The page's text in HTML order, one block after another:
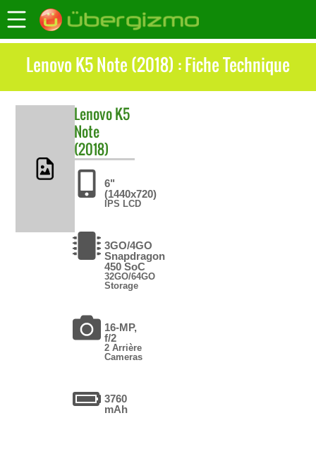
Lenovo K5 Note (2018) : Fiche Technique
LenovoK5
Note
(2018)
6"
(1440x720)
IPS LCD
3GO/4GO
Snapdragon
450 SoC
32GO/64GO
Storage
16-MP,
f/2
2 Arrière
Cameras
3760
mAh